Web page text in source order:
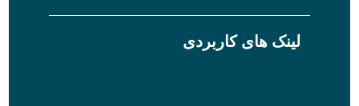
لینک های کاربردی